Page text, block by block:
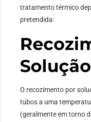
tratamento térmico
pretendida:
Solução
O recozimento por
tubos a uma
(geralmente em torno